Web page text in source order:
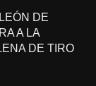
DE
A LA
DE TIRO